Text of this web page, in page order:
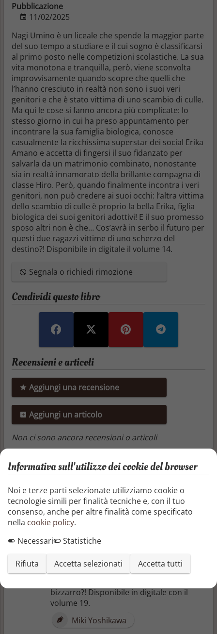
Pubblicazione
11/02/2025
Nagi Umino è un liceale che spende la maggior parte
del suo tempo a studiare e il cui sogno è classificarsi
al primo posto nelle competizioni scolastiche. La sua
vita monotona e tranquilla, però, viene sconvolta
improvvisamente quando scopre che quelli che
l’hanno cresciuto in realtà non sono i suoi veri
genitori e che è stato vittima di uno scambio di culle.
Ma qui le cose si fanno ancora più complicate: lo
stesso giorno in cui ha preso appuntamento per
incontrare la sua famiglia biologica, conosce
casualmente la ricchissima superstar dei social Erika
Amano e accetta di fingersi il suo fidanzato per
salvarla da un matrimonio combinato, nonostante
sia in realtà innamorato della brillante compagna di
classe Hiro. Però, quando finalmente incontra i veri
genitori, non può credere ai suoi occhi: l’altra vittima
dello scambio di culle è proprio la bella Erika, figlia
biologica dei suoi genitori adottivi! E il suo promesso
sposo altri non è che… Cos’avrà in serbo il futuro per
questi due ragazzi vittime di uno scherzo del
destino?! Disponibile in digitale il volume 14.
Segnala o richiedi rimozione
Condividi questo libro
Recensioni e articoli
Aggiungi una recensione
Aggiungi un articolo
Non ci sono ancora recensioni o articoli
Altri libri di Miki Yoshikawa
Yamada-kun e le 7 streghe 19: Digital
Edition
Yamada è un teppistello prepotente,
temuto e rispettato da tutti i suoi
compagni. Un bel giorno, cadendo dalle
secchiona di primo livello… e i due si
ritrovano l’uno nel corpo dell’altra! Quale
bizzarro?! Disponibile in digitale con il
volume 19.
Miki Yoshikawa
Informativa sull'utilizzo dei cookie del browser
Noi e terze parti selezionate utilizziamo cookie o
tecnologie simili per finalità tecniche e, con il tuo
consenso, anche per altre finalità come specificato
nella cookie policy.
Necessari
Statistiche
Rifiuta Accetta selezionati Accetta tutti